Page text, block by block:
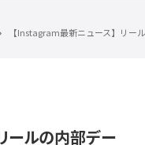
【Instagram最新ニュース】リー
ールの内部デー